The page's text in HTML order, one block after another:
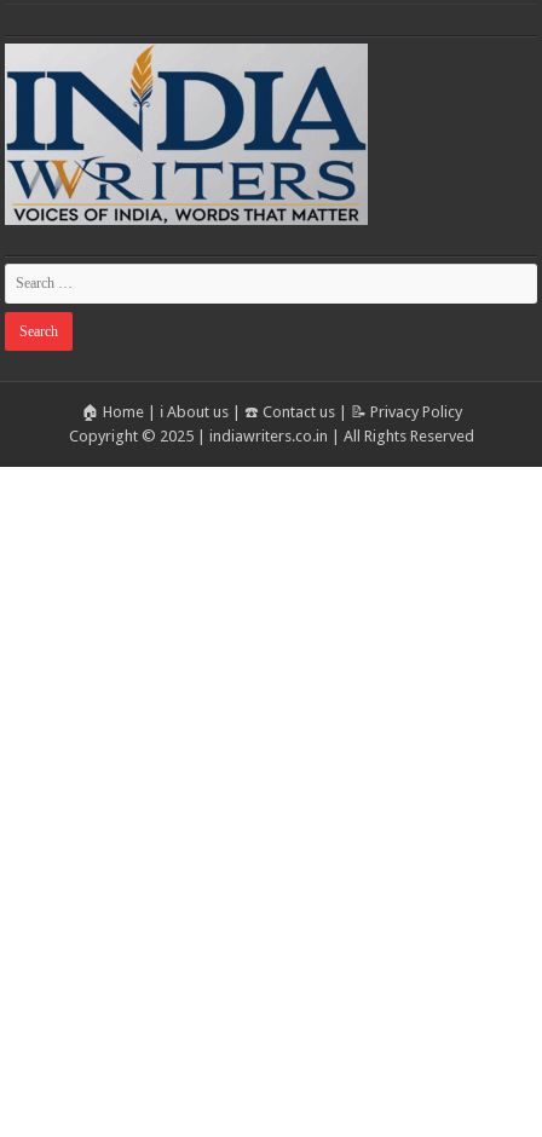
🏠 Home| ℹ️ About us| ☎️ Contact us|
📝 Privacy Policy
Copyright © 2025 | indiawriters.co.in | All Rights Reserved